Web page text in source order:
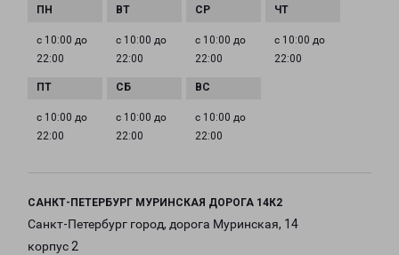
с 10:00 до
22:00
с 10:00 до
22:00
с 10:00 до
22:00
с 10:00 до
22:00
с 10:00 до
22:00
с 10:00 до
22:00
с 10:00 до
22:00
САНКТ-ПЕТЕРБУРГ МУРИНСКАЯ ДОРОГА 14К2
Санкт-Петербург город, дорога Муринская, 14
корпус 2